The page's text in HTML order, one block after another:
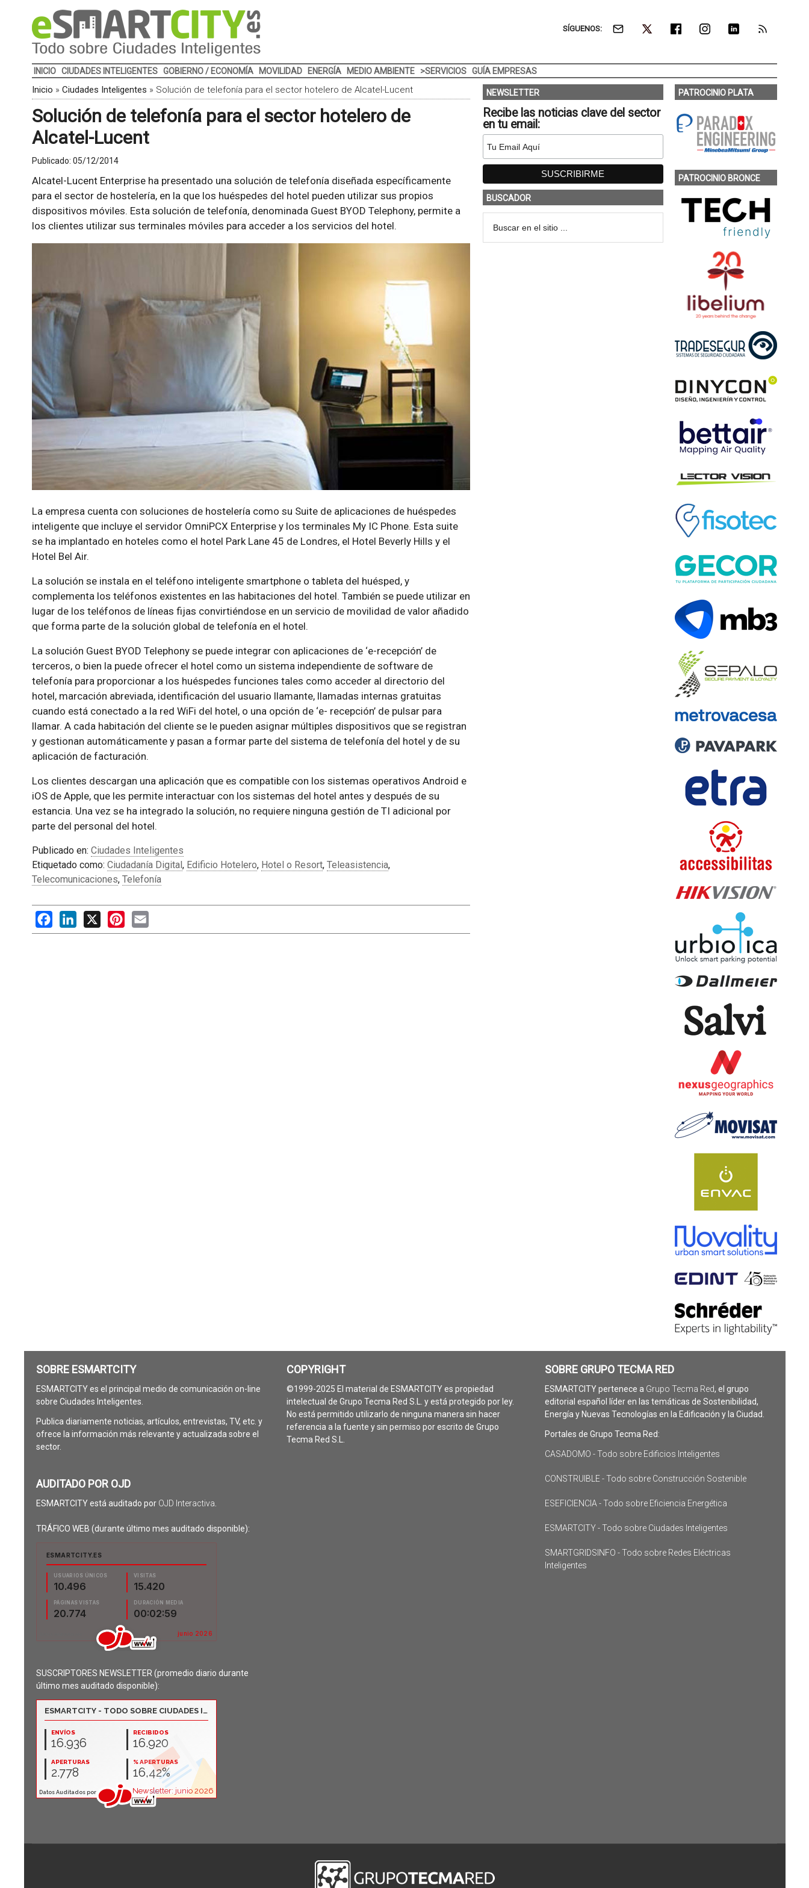
SÍGUENOS:
INICIO CIUDADES INTELIGENTES GOBIERNO / ECONOMÍA MOVILIDAD ENERGÍA MEDIO AMBIENTE >SERVICIOS GUÍA EMPRESAS
Inicio » Ciudades Inteligentes » Solución de telefonía para el sector hotelero de Alcatel-Lucent
Solución de telefonía para el sector hotelero de
Alcatel-Lucent
Publicado: 05/12/2014
Alcatel-Lucent Enterprise ha presentado una solución de telefonía diseñada específicamente
para el sector de hostelería, en la que los huéspedes del hotel pueden utilizar sus propios
dispositivos móviles. Esta solución de telefonía, denominada Guest BYOD Telephony, permite a
los clientes utilizar sus terminales móviles para acceder a los servicios del hotel.
La empresa cuenta con soluciones de hostelería como su Suite de aplicaciones de huéspedes
inteligente que incluye el servidor OmniPCX Enterprise y los terminales My IC Phone. Esta suite
se ha implantado en hoteles como el hotel Park Lane 45 de Londres, el Hotel Beverly Hills y el
Hotel Bel Air.
La solución se instala en el teléfono inteligente smartphone o tableta del huésped, y
complementa los teléfonos existentes en las habitaciones del hotel. También se puede utilizar en
lugar de los teléfonos de líneas fijas convirtiéndose en un servicio de movilidad de valor añadido
que forma parte de la solución global de telefonía en el hotel.
La solución Guest BYOD Telephony se puede integrar con aplicaciones de ‘e-recepción’ de
terceros, o bien la puede ofrecer el hotel como un sistema independiente de software de
telefonía para proporcionar a los huéspedes funciones tales como acceder al directorio del
hotel, marcación abreviada, identificación del usuario llamante, llamadas internas gratuitas
cuando está conectado a la red WiFi del hotel, o una opción de ‘e- recepción’ de pulsar para
llamar. A cada habitación del cliente se le pueden asignar múltiples dispositivos que se registran
y gestionan automáticamente y pasan a formar parte del sistema de telefonía del hotel y de su
aplicación de facturación.
Los clientes descargan una aplicación que es compatible con los sistemas operativos Android e
iOS de Apple, que les permite interactuar con los sistemas del hotel antes y después de su
estancia. Una vez se ha integrado la solución, no requiere ninguna gestión de TI adicional por
parte del personal del hotel.
Publicado en: Ciudades Inteligentes
Etiquetado como: Ciudadanía Digital, Edificio Hotelero, Hotel o Resort, Teleasistencia,
Telecomunicaciones, Telefonía
FacebookLinkedIn
X PinterestEmail
NEWSLETTER
Recibe las noticias clave del sector
en tu email:
BUSCADOR
PATROCINIO PLATA
PATROCINIO BRONCE
SOBRE ESMARTCITY
ESMARTCITY es el principal medio de comunicación on-line
sobre Ciudades Inteligentes.
Publica diariamente noticias, artículos, entrevistas, TV, etc. y
ofrece la información más relevante y actualizada sobre el
sector.
AUDITADO POR OJD
ESMARTCITY está auditado por OJD Interactiva
TRÁFICO WEB (durante último mes auditado disponible):
SUSCRIPTORES NEWSLETTER (promedio diario durante
último mes auditado disponible):
COPYRIGHT
©1999-2025 El material de ESMARTCITY es propiedad
intelectual de Grupo Tecma Red S.L. y está protegido por ley.
No está permitido utilizarlo de ninguna manera sin hacer
referencia a la fuente y sin permiso por escrito de Grupo
Tecma Red S.L.
SOBRE GRUPO TECMA RED
ESMARTCITY pertenece a Grupo Tecma Red, el grupo
editorial español líder en las temáticas de Sostenibilidad,
Energía y Nuevas Tecnologías en la Edificación y la Ciudad.
Portales de Grupo Tecma Red:
CASADOMO - Todo sobre Edificios Inteligentes
CONSTRUIBLE - Todo sobre Construcción Sostenible
ESEFICIENCIA - Todo sobre Eficiencia Energética
ESMARTCITY - Todo sobre Ciudades Inteligentes
SMARTGRIDSINFO - Todo sobre Redes Eléctricas
Inteligentes